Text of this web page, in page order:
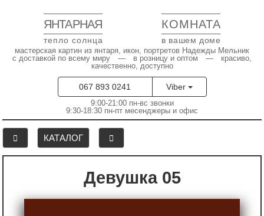
ЯНТАРНАЯ КОМНАТА
тепло солнца в вашем доме
мастерская картин из янтаря, икон, портретов Надежды Мельник
с доставкой по всему миру — в розницу и оптом — красиво,
качественно, доступно
067 893 0241 Viber
9:00-21:00 пн-вс звонки
9:30-18:30 пн-пт месенджеры и офис
КАТАЛОГ
Девушка 05